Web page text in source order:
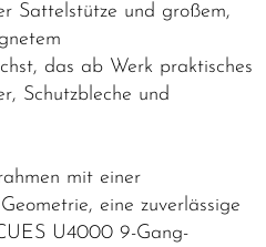
Sattelstütze und großem,
das ab Werk praktisches
Schutzbleche und
mit einer
eine zuverlässige
U4000 9-Gang-